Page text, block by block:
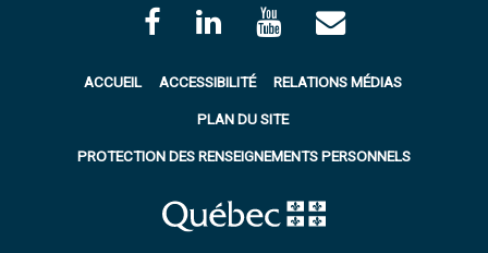
ACCUEIL ACCESSIBILITÉ RELATIONS MÉDIAS
PLAN DU SITE
PROTECTION DES RENSEIGNEMENTS PERSONNELS